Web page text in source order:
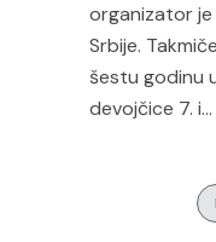
organizator je
Srbije.
šestu godinu
devojčice 7. i...